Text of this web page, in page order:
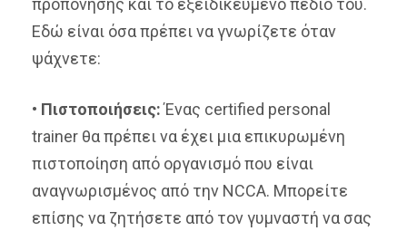
προπόνησης και το εξειδικευμένο πεδίο του.
Εδώ είναι όσα πρέπει να γνωρίζετε όταν
ψάχνετε:
• Πιστοποιήσεις:Ένας certified personal
trainer θα πρέπει να έχει μια επικυρωμένη
πιστοποίηση από οργανισμό που είναι
αναγνωρισμένος από την NCCA. Μπορείτε
επίσης να ζητήσετε από τον γυμναστή να σας